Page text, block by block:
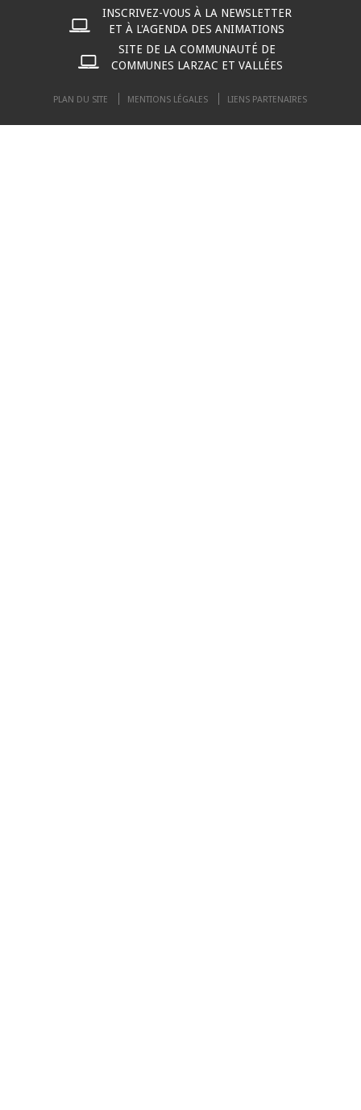
INSCRIVEZ-VOUS À LA NEWSLETTER
ET À L'AGENDA DES ANIMATIONS
SITE DE LA COMMUNAUTÉ DE
COMMUNES LARZAC ET VALLÉES
PLAN DU SITE MENTIONS LÉGALES LIENS PARTENAIRES